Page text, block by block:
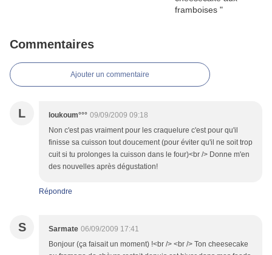
Commentaires
Ajouter un commentaire
L loukoum°°° 09/09/2009 09:18
Non c'est pas vraiment pour les craquelure c'est pour qu'il
finisse sa cuisson tout doucement (pour éviter qu'il ne soit trop
cuit si tu prolonges la cuisson dans le four)<br /> Donne m'en
des nouvelles après dégustation!
Répondre
S Sarmate 06/09/2009 17:41
Bonjour (ça faisait un moment) !<br /> <br /> Ton cheesecake